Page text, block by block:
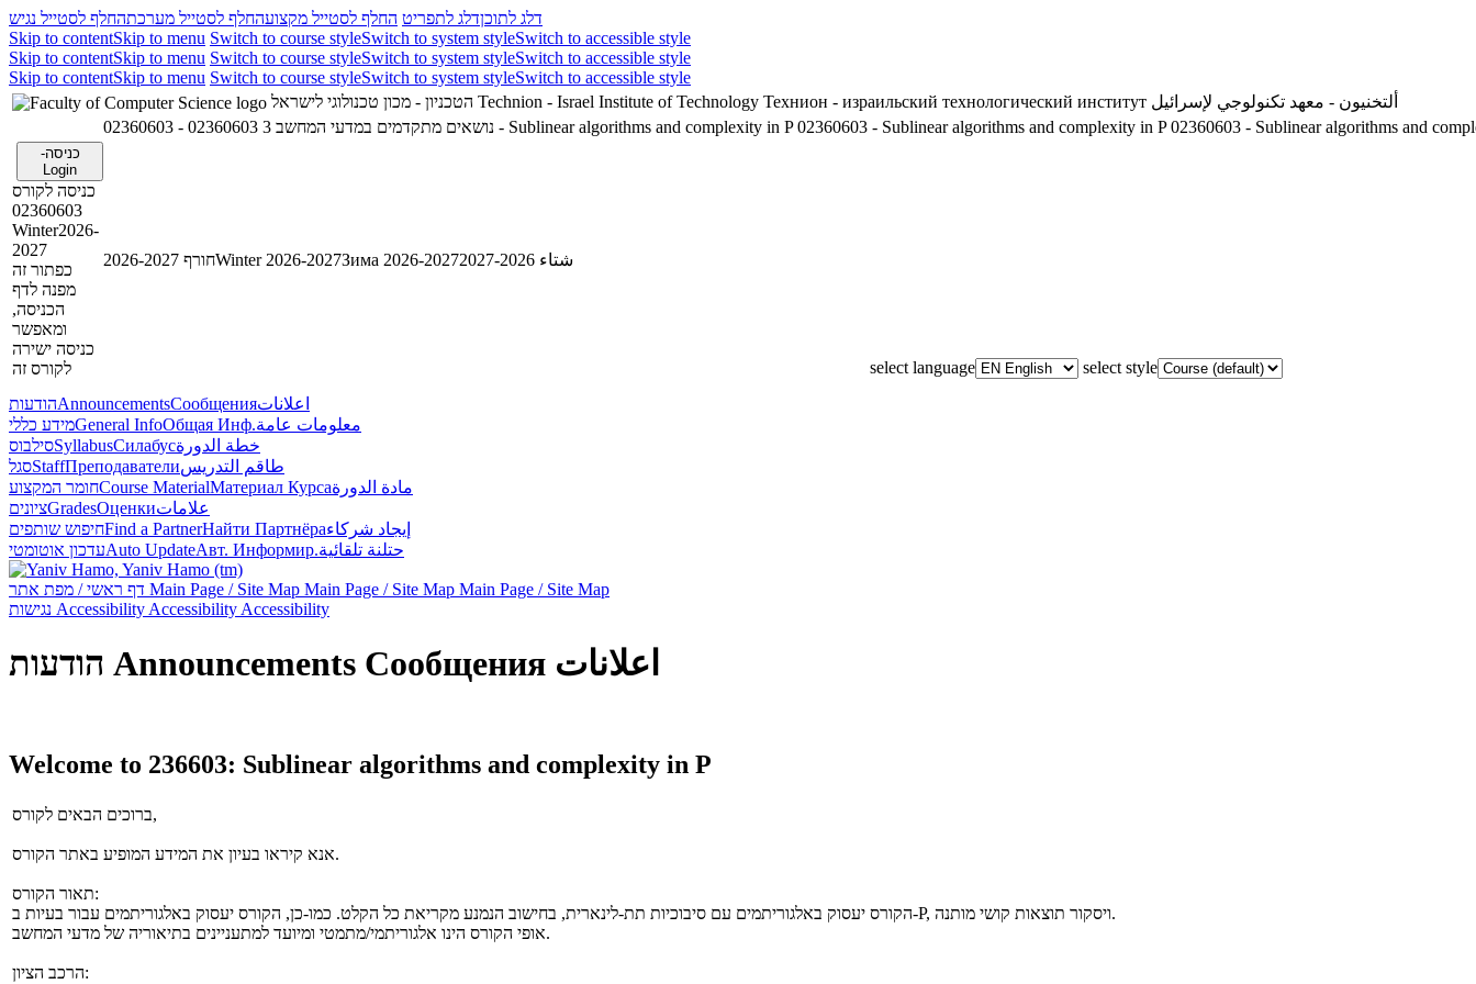
דלג לתוכןדלג לתפריט החלף לסטייל מקצועהחלף לסטייל מערכתהחלף לסטייל נגיש
Skip to contentSkip to menu Switch to course styleSwitch to system styleSwitch to accessible style
Skip to contentSkip to menu Switch to course styleSwitch to system styleSwitch to accessible style
Skip to contentSkip to menu Switch to course styleSwitch to system styleSwitch to accessible style
Technion - Israel Institute of Technology Технион - израильский технологический институт ألتخنيون - معهد تكنولوجي لإسرائيل
02360603 - נושאים מתקדמים במדעי המחשב 3 02360603 - Sublinear algorithms and complexity in P 02360603 - Sublinear algorithms and complexity in P 02360603 - Sublinear algorithms and
כניסה-
Login
כניסה לקורס
02360603
Winter2026-
2027
כפתור זה
מפנה לדף
הכניסה,
ומאפשר
כניסה ישירה
לקורס זה
חורף 2026-2027Winter 2026-2027Зима 2026-2027 شتاء 2026-2027
select language
select style
הודעותAnnouncementsСообщенияاعلانات
מידע כלליGeneral InfoОбщая Инф.معلومات عامة
סילבוסSyllabusСилабусخطة الدورة
סגלStaffПреподавателиطاقم التدريس
חומר המקצועCourse MaterialМатериал Курсаمادة الدورة
ציוניםGradesОценкиعلامات
חיפוש שותפיםFind a PartnerНайти Партнёраإيجاد شركاء
עדכון אוטומטיAuto UpdateАвт. Информир.حتلنة تلقائية
Main Page / Site Map Main Page / Site Map Main Page / Site Map
Accessibility Accessibility Accessibility
הודעות Announcements Сообщения اعلانات
Welcome to 236603: Sublinear algorithms and complexity in P
ברוכים הבאים לקורס,
אנא קיראו בעיון את המידע המופיע באתר הקורס.
תאור הקורס:
הקורס יעסוק באלגוריתמים עם סיבוכיות תת-לינארית, בחישוב הנמנע מקריאת כל הקלט. כמו-כן, הקורס יעסוק באלגוריתמים עבור בעיות ב-P, ויסקור תוצאות קושי מותנה.
אופי הקורס הינו אלגוריתמי/מתמטי ומיועד למתעניינים בתיאוריה של מדעי המחשב.
הרכב הציון: